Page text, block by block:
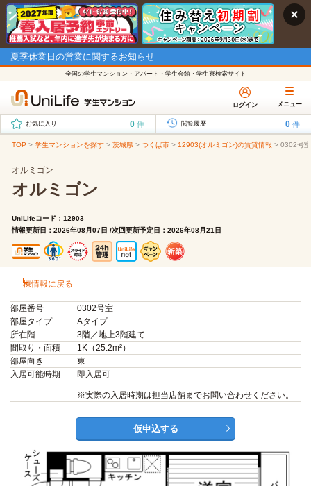
夏季休業日の営業に関するお知らせ
全国の学生マンション・アパート・学生会館・学生寮検索サイト
ログイン メニュー
お気に入り 0 件 閲覧履歴 0 件
TOP > 学生マンションを探す > 茨城県 > つくば市 > 12903(オルミゴン)の賃貸情報 > 0302号
オルミゴン
オルミゴン
UniLifeコード：12903
情報更新日：2026年08月07日 /次回更新予定日：2026年08月21日
棟情報に戻る
部屋番号
0302号室
部屋タイプ
Aタイプ
所在階
3階／地上3階建て
間取り・面積
1K（25.2m²）
部屋向き
東
入居可能時期
即入居可
※実際の入居時期は担当店舗までお問い合わせください。
仮申込する